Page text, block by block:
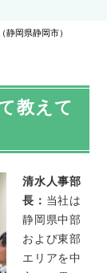
静岡県静岡市）
教えて
清水人事部
長： 当社は
静岡県中部
および東部
エリアを中